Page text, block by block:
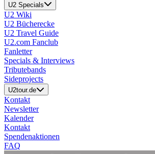
U2 Specials
U2 Wiki
U2 Bücherecke
U2 Travel Guide
U2.com Fanclub
Fanletter
Specials & Interviews
Tributebands
Sideprojects
U2tour.de
Kontakt
Newsletter
Kalender
Kontakt
Spendenaktionen
FAQ